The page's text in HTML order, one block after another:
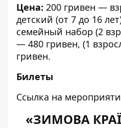
Цена: 200 гривен —
детский (от 7 до 16
семейный набор (2
— 480 гривен, (1
гривен.
Билеты
Ссылка на
«ЗИМОВА